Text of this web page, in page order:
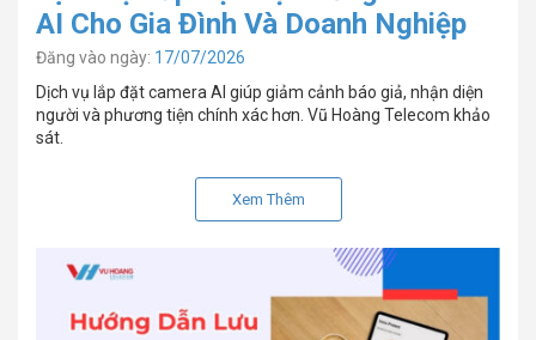
AI Cho Gia Đình Và Doanh Nghiệp
Đăng vào ngày: 17/07/2026
Dịch vụ lắp đặt camera AI giúp giảm cảnh báo giả, nhận diện
người và phương tiện chính xác hơn. Vũ Hoàng Telecom khảo
sát.
Xem Thêm